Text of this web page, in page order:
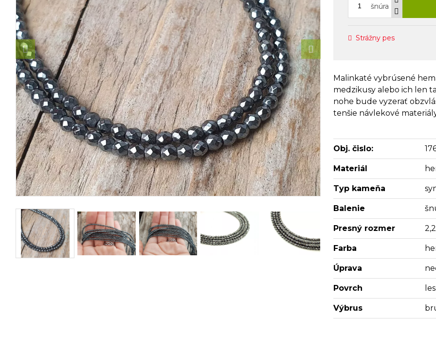
šnúra
Strážny pes
Malinkaté vybrúsené
medzikusy alebo ich len
nohe bude vyzerať
tenšie návlekové
Obj. čislo:
Materiál
Typ kameňa
Balenie
Presný rozmer
Farba
Úprava
Povrch
Výbrus